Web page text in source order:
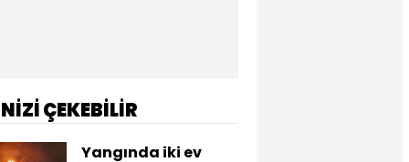
ÇEKEBİLİR
Yangında iki ev